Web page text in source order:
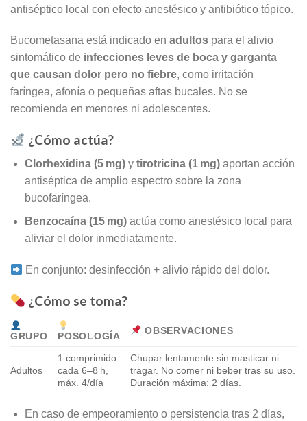
antiséptico local con efecto anestésico y antibiótico tópico.
Bucometasana está indicado en adultos para el alivio
sintomático de infecciones leves de boca y garganta
que causan dolor pero no fiebre, como irritación
faríngea, afonía o pequeñas aftas bucales. No se
recomienda en menores ni adolescentes.
¿Cómo actúa?
Clorhexidina (5 mg)y tirotricina (1 mg)aportan acción
antiséptica de amplio espectro sobre la zona
bucofaríngea.
Benzocaína (15 mg)actúa como anestésico local para
aliviar el dolor inmediatamente.
En conjunto: desinfección + alivio rápido del dolor.
¿Cómo se toma?
GRUPO POSOLOGÍA OBSERVACIONES
Adultos
1 comprimido
cada 6–8 h,
máx. 4/día
Chupar lentamente sin masticar ni
tragar. No comer ni beber tras su uso.
Duración máxima: 2 días.
En caso de empeoramiento o persistencia tras 2 días,